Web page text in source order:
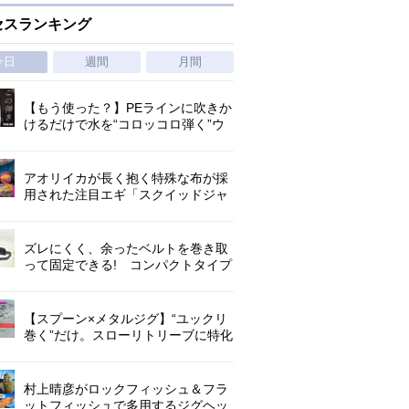
スランキング
日 週間 月間
【もう使った？】PEラインに吹きか
けるだけで水を“コロッコロ弾く”ウ
アオリイカが長く抱く特殊な布が採
用された注目エギ「スクイッドジャ
ズレにくく、余ったベルトを巻き取
って固定できる! コンパクトタイプ
【スプーン×メタルジグ】“ユックリ
巻く”だけ。スローリトリーブに特化
村上晴彦がロックフィッシュ＆フラ
ットフィッシュで多用するジグヘッ